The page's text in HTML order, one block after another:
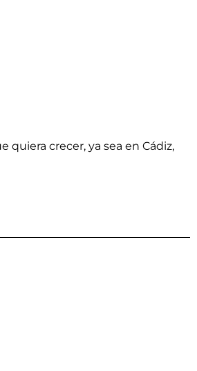
crecer, ya sea en Cádiz,